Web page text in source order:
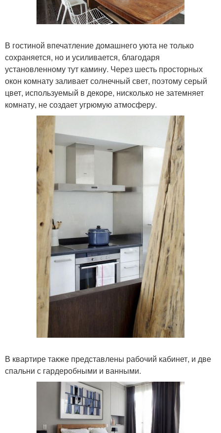
В гостиной впечатление домашнего уюта не только
сохраняется, но и усиливается, благодаря
установленному тут камину. Через шесть просторных
окон комнату заливает солнечный свет, поэтому серый
цвет, используемый в декоре, нисколько не затемняет
комнату, не создает угрюмую атмосферу.
В квартире также представлены рабочий кабинет, и две
спальни с гардеробными и ванными.